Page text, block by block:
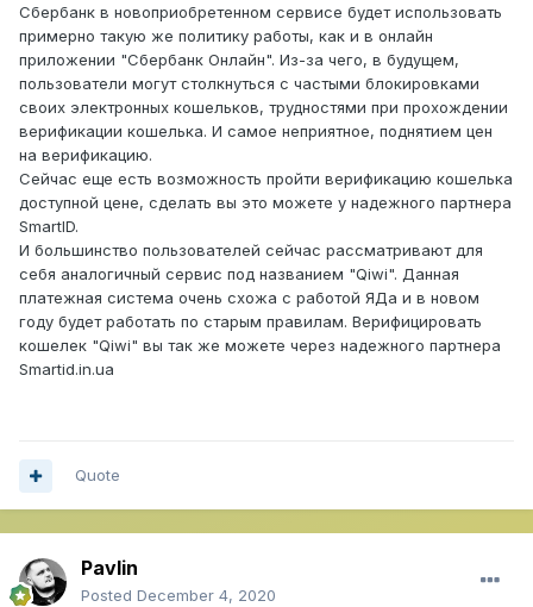
Сбербанк в новоприобретенном сервисе будет использовать
примерно такую же политику работы, как и в онлайн
приложении "Сбербанк Онлайн". Из-за чего, в будущем,
пользователи могут столкнуться с частыми блокировками
своих электронных кошельков, трудностями при прохождении
верификации кошелька. И самое неприятное, поднятием цен
на верификацию.
Сейчас еще есть возможность пройти верификацию кошелька
доступной цене, сделать вы это можете у надежного партнера
SmartID.
И большинство пользователей сейчас рассматривают для
себя аналогичный сервис под названием "Qiwi". Данная
платежная система очень схожа с работой ЯДа и в новом
году будет работать по старым правилам. Верифицировать
кошелек "Qiwi" вы так же можете через надежного партнера
Smartid.in.ua
Quote
Pavlin
Posted December 4, 2020